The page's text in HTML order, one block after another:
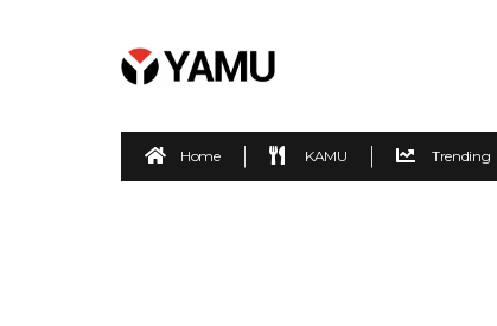
Home KAMU Trending